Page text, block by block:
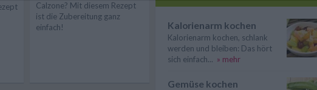
Calzone? Mit diesem Rezept
ist die Zubereitung ganz
einfach!
Kalorienarm kochen
Kalorienarm kochen, schlank
werden und bleiben: Das hört
sich einfach... » mehr
Gemüse kochen